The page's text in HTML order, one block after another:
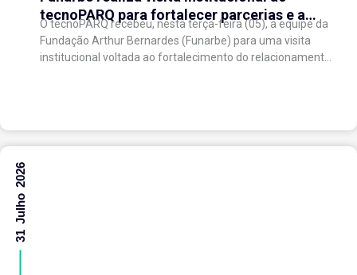
tecnoPARQ para fortalecer parcerias e a
gestão da inovação
O tecnoPARQ recebeu, nesta terça-feira (05), a equipe da
Fundação Arthur Bernardes (Funarbe) para uma visita
institucional voltada ao fortalecimento do relacionamento
31 Julho 2026